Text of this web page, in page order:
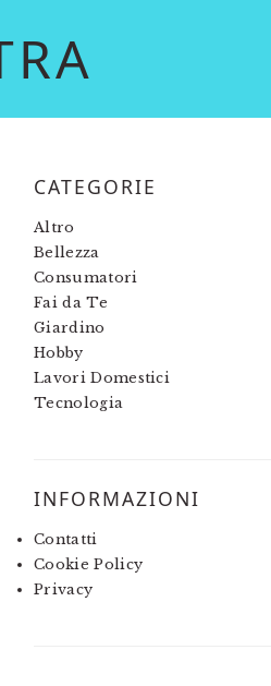
PRIMARY
SIDEBAR
CATEGORIE
Altro
Bellezza
Consumatori
Fai da Te
Giardino
Hobby
Lavori Domestici
Tecnologia
INFORMAZIONI
Contatti
Cookie Policy
Privacy